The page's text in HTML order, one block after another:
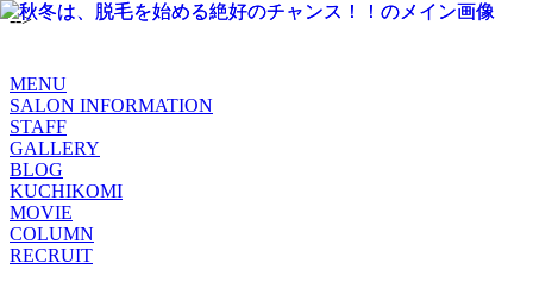
-->
MENU
SALON INFORMATION
STAFF
GALLERY
BLOG
KUCHIKOMI
MOVIE
COLUMN
RECRUIT